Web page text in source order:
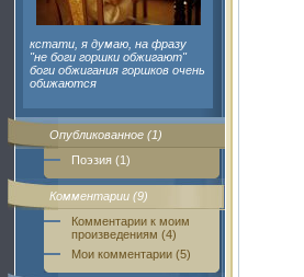
кстати, я думаю, на фразу
"не боги горшки обжигают"
боги обжигания горшков очень
обижаются
Опубликованное (1)
Поэзия (1)
Комментарии (9)
Комментарии к моим
произведениям (4)
Мои комментарии (5)